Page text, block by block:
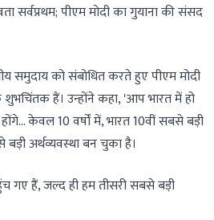
सर्वप्रथम; पीएम मोदी का गुयाना की संसद
समुदाय को संबोधित करते हुए पीएम मोदी
हैं। उन्होंने कहा, 'आप भारत में हो
केवल 10 वर्षों में, भारत 10वीं सबसे बड़ी
अर्थव्यवस्था बन चुका है।
हैं, जल्द ही हम तीसरी सबसे बड़ी